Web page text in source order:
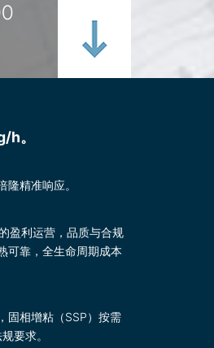
h。
精准响应。
盈利运营，品质与合规
可靠，全生命周期成本
固相增粘（SSP）按需
要求。